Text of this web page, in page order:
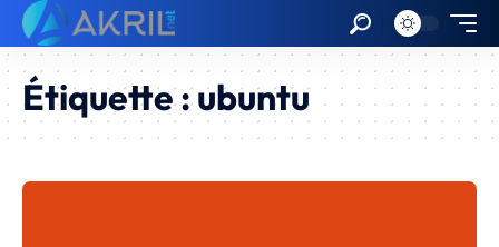
Étiquette :ubuntu